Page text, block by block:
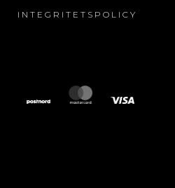
INTEGRITETSPOLICY